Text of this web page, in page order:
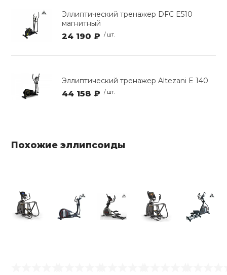
Эллиптический тренажер DFC E510
магнитный
24 190 ₽ / шт.
Эллиптический тренажер Altezani E 140
44 158 ₽ / шт.
Похожие эллипсоиды